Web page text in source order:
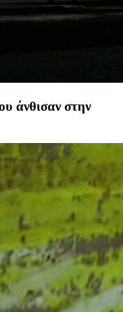
άνθισαν στην